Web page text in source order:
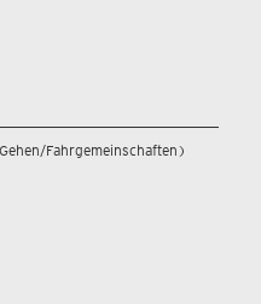
Fahrgemeinschaften)